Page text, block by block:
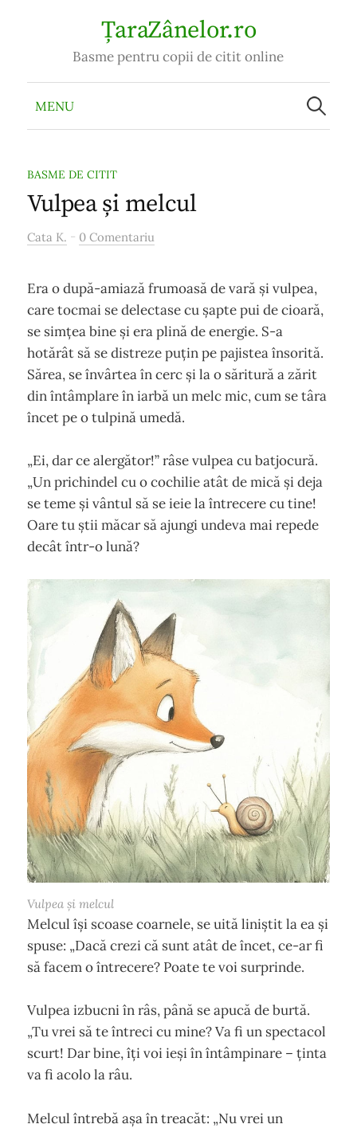
content
ȚaraZânelor.ro
Basme pentru copii de citit online
MENU
Caută
după:
BASME DE CITIT
Vulpea și melcul
Cata K. - 0 Comentariu
Era o după-amiază frumoasă de vară și vulpea,
care tocmai se delectase cu șapte pui de cioară,
se simțea bine și era plină de energie. S-a
hotărât să se distreze puțin pe pajistea însorită.
Sărea, se învârtea în cerc și la o săritură a zărit
din întâmplare în iarbă un melc mic, cum se târa
încet pe o tulpină umedă.
„Ei, dar ce alergător!” râse vulpea cu batjocură.
„Un prichindel cu o cochilie atât de mică și deja
se teme și vântul să se ieie la întrecere cu tine!
Oare tu știi măcar să ajungi undeva mai repede
decât într-o lună?
Vulpea și melcul
Melcul își scoase coarnele, se uită liniștit la ea și
spuse: „Dacă crezi că sunt atât de încet, ce-ar fi
să facem o întrecere? Poate te voi surprinde.
Vulpea izbucni în râs, până se apucă de burtă.
„Tu vrei să te întreci cu mine? Va fi un spectacol
scurt! Dar bine, îți voi ieși în întâmpinare – ținta
va fi acolo la râu.
Melcul întrebă așa în treacăt: „Nu vrei un